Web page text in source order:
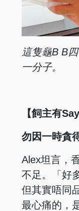
這隻龜B B
一分子。
【飼主有Say
勿因一時貪
Alex坦言，
不足。「好
但其實唔同
最心痛的，